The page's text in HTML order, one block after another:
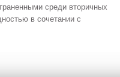
среди вторичных
в сочетании с